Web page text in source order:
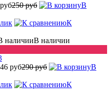
250 руб
В
К
В наличии
руб290 руб
В
К